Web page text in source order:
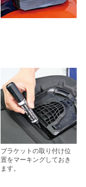
ブラケットの取り付け位
置をマーキングしておき
ます。